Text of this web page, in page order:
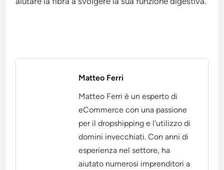
Matteo Ferri
Matteo Ferri è un esperto di
eCommerce con una passione
per il dropshipping e l'utilizzo di
domini invecchiati. Con anni di
esperienza nel settore, ha
aiutato numerosi imprenditori a